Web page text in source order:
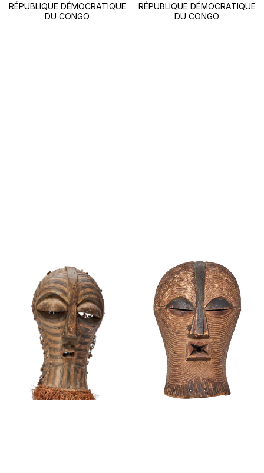
RÉPUBLIQUE DÉMOCRATIQUE
DU CONGO
RÉPUBLIQUE DÉMOCRATIQUE
DU CONGO